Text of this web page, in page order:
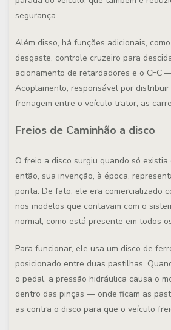
segurança.
Além disso, há funções adicionais,
desgaste, controle cruzeiro para
acionamento de retardadores e o CFC
Acoplamento, responsável por
frenagem entre o veículo trator, as
Freios de Caminhão a disco
O freio a disco surgiu quando só
então, sua invenção, à época,
ponta. De fato, ele era comercializado
nos modelos que contavam com o
normal, como está presente em todos
Para funcionar, ele usa um disco de
posicionado entre duas pastilhas.
o pedal, a pressão hidráulica causa o
dentro das pinças — onde ficam as
as contra o disco para que o veículo